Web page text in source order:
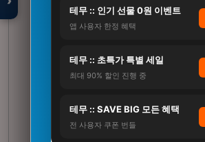
테무 :: 인기 선물 0원 이벤트
앱 사용자 한정 혜택
테무 :: 초특가 특별 세일
최대 90% 할인 진행 중
테무 :: SAVE BIG 모든 혜택
전 사용자 쿠폰 번들